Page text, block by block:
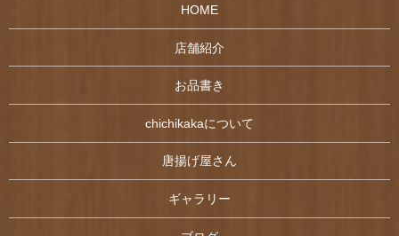
HOME
店舗紹介
お品書き
chichikakaについて
唐揚げ屋さん
ギャラリー